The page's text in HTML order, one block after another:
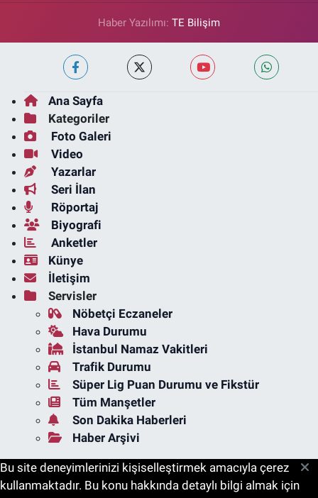
Haber Yazılımı: TE Bilişim
Ana Sayfa
Kategoriler
Foto Galeri
Video
Yazarlar
Seri İlan
Röportaj
Biyografi
Anketler
Künye
İletişim
Servisler
Nöbetçi Eczaneler
Hava Durumu
İstanbul Namaz Vakitleri
Trafik Durumu
Süper Lig Puan Durumu ve Fikstür
Tüm Manşetler
Son Dakika Haberleri
Haber Arşivi
Bu site deneyimlerinizi kişiselleştirmek amacıyla çerez
kullanmaktadır. Bu konu hakkında detaylı bilgi almak için